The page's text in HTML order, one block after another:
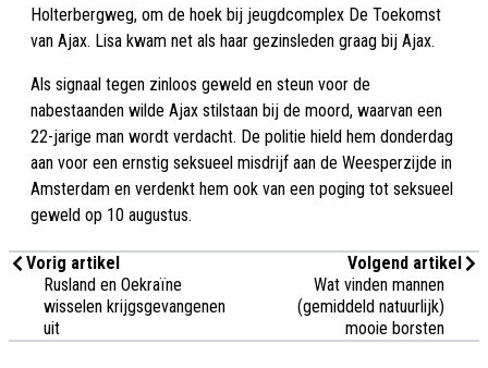
Holterbergweg, om de hoek bij jeugdcomplex De Toekomst
van Ajax. Lisa kwam net als haar gezinsleden graag bij Ajax.
Als signaal tegen zinloos geweld en steun voor de
nabestaanden wilde Ajax stilstaan bij de moord, waarvan een
22-jarige man wordt verdacht. De politie hield hem donderdag
aan voor een ernstig seksueel misdrijf aan de Weesperzijde in
Amsterdam en verdenkt hem ook van een poging tot seksueel
geweld op 10 augustus.
Vorig artikel
Rusland en Oekraïne
wisselen krijgsgevangenen
uit
Volgend artikel
Wat vinden mannen
(gemiddeld natuurlijk)
mooie borsten